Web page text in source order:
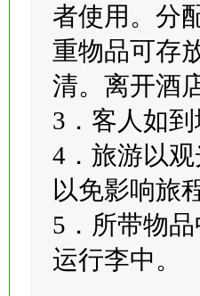
一间为原则
者使用。分
重物品可存
清。离开酒
3．客人如
4．旅游以
以免影响旅
5．所带物